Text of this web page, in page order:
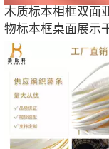
木质标本相框双面
物标本框桌面展示
展示相框